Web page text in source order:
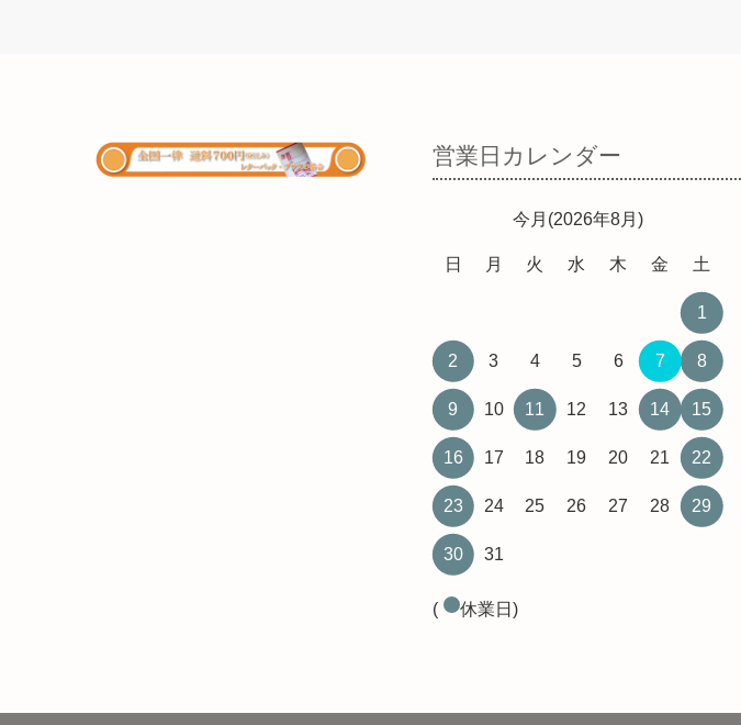
営業日カレンダー
今月(2026年8月)
日 月 火 水 木 金 土
1
2 3 4 5 6 7 8
9 10 11 12 13 14 15
16 17 18 19 20 21 22
23 24 25 26 27 28 29
30 31
( 休業日)